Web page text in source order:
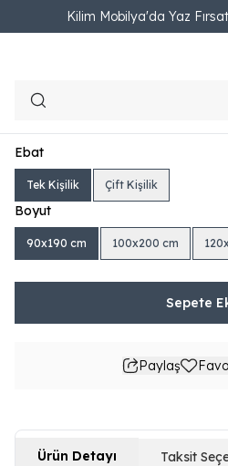
Kilim Mobilya'da Yaz
Ana Sayfa YATAK VE BAZALAR Baza
₺ 10,190.00
Ebat
Tek Kişilik Çift Kişilik
Boyut
90x190 cm 100x200 cm
Sepete
Paylaş
Ürün Detayı Taksit